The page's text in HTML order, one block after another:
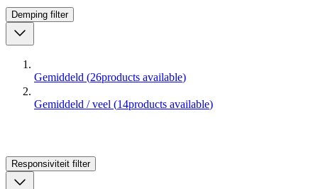
Demping filter
Gemiddeld (26products available)
Gemiddeld / veel (14products available)
Responsiviteit filter